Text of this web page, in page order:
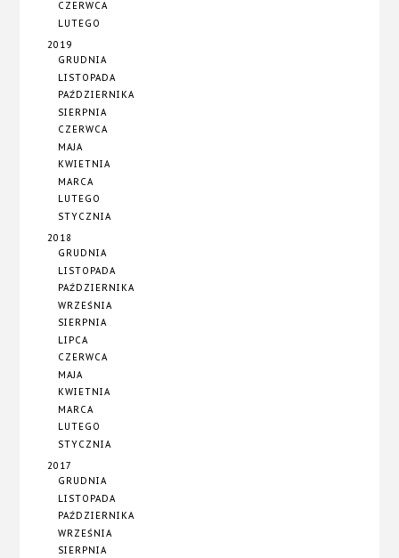
CZERWCA
LUTEGO
2019
GRUDNIA
LISTOPADA
PAŹDZIERNIKA
SIERPNIA
CZERWCA
MAJA
KWIETNIA
MARCA
LUTEGO
STYCZNIA
2018
GRUDNIA
LISTOPADA
PAŹDZIERNIKA
WRZEŚNIA
SIERPNIA
LIPCA
CZERWCA
MAJA
KWIETNIA
MARCA
LUTEGO
STYCZNIA
2017
GRUDNIA
LISTOPADA
PAŹDZIERNIKA
WRZEŚNIA
SIERPNIA